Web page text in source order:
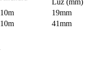
10m
19mm
10m 41mm